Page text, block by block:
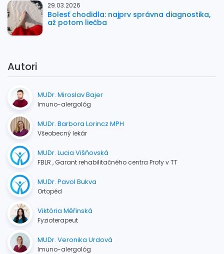
29.03.2026
Bolesť chodidla: najprv správna diagnostika,
až potom liečba
Autori
MUDr. Miroslav Bajer
Imuno-alergológ
MUDr. Barbora Lorincz MPH
Všeobecný lekár
MUDr. Lucia Višňovská
FBLR , Garant rehabilitačného centra Profy v TT
MUDr. Pavol Bukva
Ortopéd
Viktória Měřinská
Fyzioterapeut
MUDr. Veronika Urdová
Imuno-alergológ